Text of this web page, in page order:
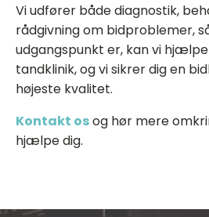
Vi udfører både diagnostik,
rådgivning om bidproblemer,
udgangspunkt er, kan vi
tandklinik, og vi sikrer dig en
højeste kvalitet.
Kontakt osog hør mere
hjælpe dig.